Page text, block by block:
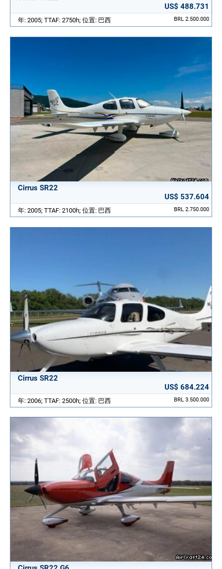
US$ 488.731
BRL 2.500.000
年: 2005; TTAF: 2750h; 位置: 巴西
Cirrus SR22
US$ 537.604
BRL 2.750.000
年: 2005; TTAF: 2100h; 位置: 巴西
Cirrus SR22
US$ 684.224
BRL 3.500.000
年: 2006; TTAF: 2500h; 位置: 巴西